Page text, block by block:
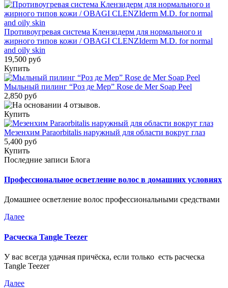
Противоугревая система Клензидерм для нормального и
жирного типов кожи / OBAGI CLENZIderm M.D. for normal
and oily skin
19,500 руб
Купить
Мыльный пилинг “Роз де Мер” Rose de Mer Soap Peel
2,850 руб
Купить
Мезенхим Paraorbitalis наружный для области вокруг глаз
5,400 руб
Купить
Последние записи Блога
Профессиональное осветление волос в домашних условиях
Домашнее осветление волос профессиональными средствами
Далее
Расческа Tangle Teezer
У вас всегда удачная причёска, если только есть расческа
Tangle Teezer
Далее